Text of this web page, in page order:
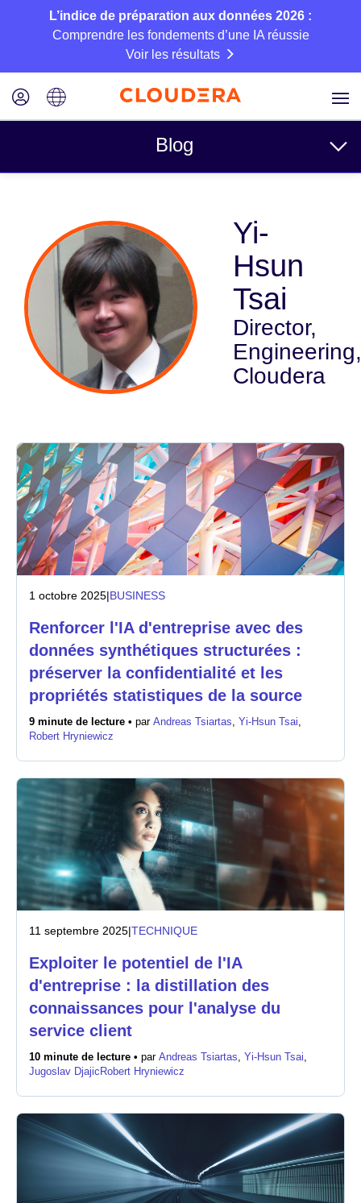
L’indice de préparation aux données 2026 :
Comprendre les fondements d’une IA réussie
Voir les résultats
Blog
Business
Technique
Partenaires
Culture
Industrie manufacturière
Assurance
Télécommunications
Technologie
Secteur public
Santé
Éducation
Salle de presse
Yi-
Hsun
Tsai
Director,
Engineering,
Cloudera
1 octobre 2025|BUSINESS
Renforcer l'IA d'entreprise avec des
données synthétiques structurées :
préserver la confidentialité et les
propriétés statistiques de la source
9 minute de lecture • par Andreas Tsiartas, Yi-Hsun Tsai,
Robert Hryniewicz
11 septembre 2025|TECHNIQUE
Exploiter le potentiel de l'IA
d'entreprise : la distillation des
connaissances pour l'analyse du
service client
10 minute de lecture • par Andreas Tsiartas, Yi-Hsun Tsai,
Jugoslav Djajic Robert Hryniewicz